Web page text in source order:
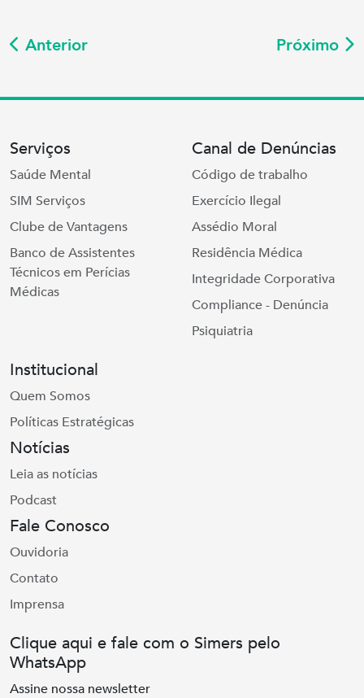
Anterior Próximo
Serviços
Saúde Mental
SIM Serviços
Clube de Vantagens
Banco de Assistentes
Técnicos em Perícias
Médicas
Canal de Denúncias
Código de trabalho
Exercício Ilegal
Assédio Moral
Residência Médica
Integridade Corporativa
Compliance - Denúncia
Psiquiatria
Institucional
Quem Somos
Políticas Estratégicas
Notícias
Leia as notícias
Podcast
Fale Conosco
Ouvidoria
Contato
Imprensa
Clique aqui e fale com o Simers pelo
WhatsApp
Assine nossa newsletter